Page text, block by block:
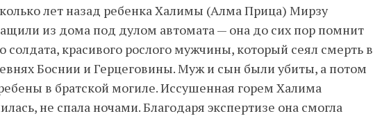
лет назад ребенка Халимы (Алма Прица) Мирзу
из дома под дулом автомата — она до сих пор помнит
солдата, красивого рослого мужчины, который сеял смерть в
Боснии и Герцеговины. Муж и сын были убиты, а потом
в братской могиле. Иссушенная горем Халима
не спала ночами. Благодаря экспертизе она смогла